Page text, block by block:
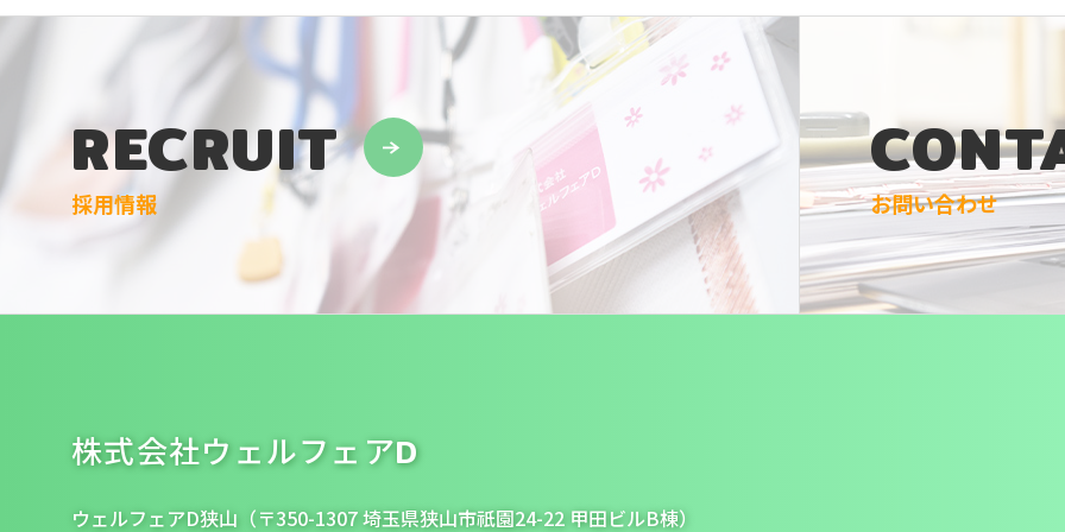
RECRUIT
採用情報 お問い合わせ
株式会社ウェルフェアD
ウェルフェアD狭山（〒350-1307 埼玉県狭山市祇園24-22 甲田ビルB棟）